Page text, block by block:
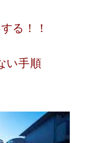
る！！
い手順